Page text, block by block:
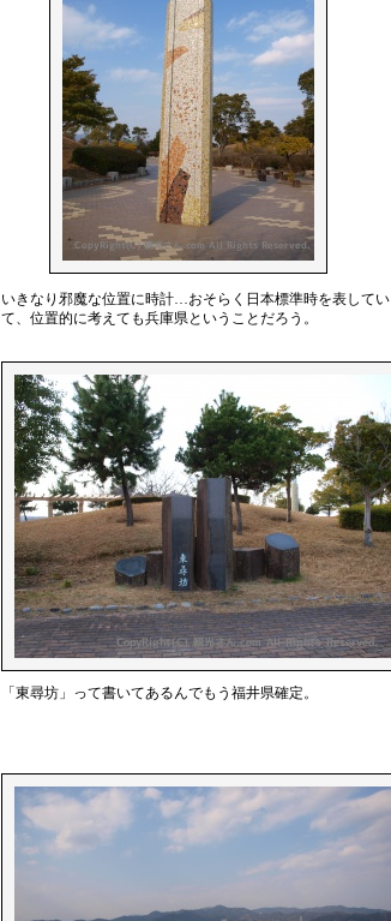
いきなり邪魔な位置に時計…おそらく日本標準時を表してい
て、位置的に考えても兵庫県ということだろう。
「東尋坊」って書いてあるんでもう福井県確定。